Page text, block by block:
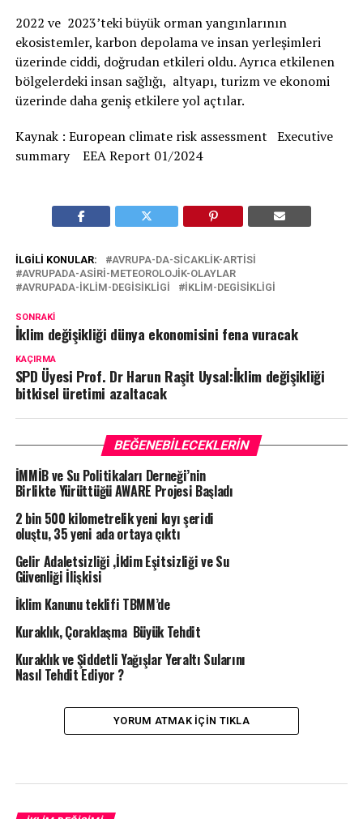
2022 ve 2023’teki büyük orman yangınlarının
ekosistemler, karbon depolama ve insan yerleşimleri
üzerinde ciddi, doğrudan etkileri oldu. Ayrıca etkilenen
bölgelerdeki insan sağlığı, altyapı, turizm ve ekonomi
üzerinde daha geniş etkilere yol açtılar.
Kaynak : European climate risk assessment Executive
summary EEA Report 01/2024
İLGILI KONULAR:
AVRUPA-DA-SICAKLIK-ARTISI
AVRUPADA-ASIRI-METEOROLOJIK-OLAYLAR
AVRUPADA-IKLIM-DEGISIKLIGI
IKLIM-DEGISIKLIGI
SONRAKI
İklim değişikliği dünya ekonomisini fena vuracak
KAÇIRMA
SPD Üyesi Prof. Dr Harun Raşit Uysal:İklim değişikliği
bitkisel üretimi azaltacak
BEĞENEBILECEKLERIN
İMMİB ve Su Politikaları Derneği’nin
Birlikte Yürüttüğü AWARE Projesi Başladı
2 bin 500 kilometrelik yeni kıyı şeridi
oluştu, 35 yeni ada ortaya çıktı
Gelir Adaletsizliği ,İklim Eşitsizliği ve Su
Güvenliği İlişkisi
İklim Kanunu teklifi TBMM’de
Kuraklık, Çoraklaşma Büyük Tehdit
Kuraklık ve Şiddetli Yağışlar Yeraltı Sularını
Nasıl Tehdit Ediyor ?
YORUM ATMAK IÇIN TIKLA